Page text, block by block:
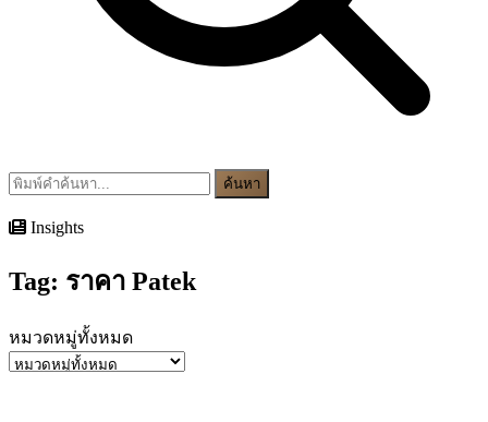
ค้นหา
Insights
Tag: ราคา Patek
หมวดหมู่ทั้งหมด